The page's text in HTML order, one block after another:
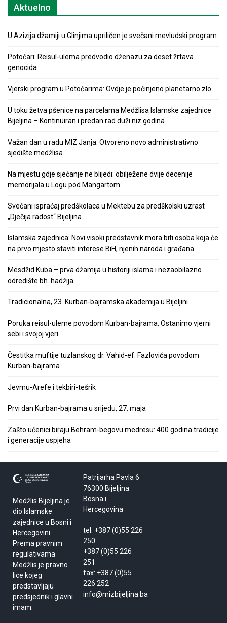
Aktuelno
U Azizija džamiji u Glinjima upriličen je svečani mevludski program
Potočari: Reisul-ulema predvodio dženazu za deset žrtava
genocida
Vjerski program u Potočarima: Ovdje je počinjeno planetarno zlo
U toku žetva pšenice na parcelama Medžlisa Islamske zajednice
Bijeljina – Kontinuiran i predan rad duži niz godina
Važan dan u radu MIZ Janja: Otvoreno novo administrativno
sjedište medžlisa
Na mjestu gdje sjećanje ne blijedi: obilježene dvije decenije
memorijala u Logu pod Mangartom
Svečani ispraćaj predškolaca u Mektebu za predškolski uzrast
„Dječija radost“ Bijeljina
Islamska zajednica: Novi visoki predstavnik mora biti osoba koja će
na prvo mjesto staviti interese BiH, njenih naroda i građana
Mesdžid Kuba – prva džamija u historiji islama i nezaobilazno
odredište bh. hadžija
Tradicionalna, 23. Kurban-bajramska akademija u Bijeljini
Poruka reisul-uleme povodom Kurban-bajrama: Ostanimo vjerni
sebi i svojoj vjeri
Čestitka muftije tuzlanskog dr. Vahid-ef. Fazlovića povodom
Kurban-bajrama
Jevmu-Arefe i tekbiri-tešrik
Prvi dan Kurban-bajrama u srijedu, 27. maja
Zašto učenici biraju Behram-begovu medresu: 400 godina tradicije
i generacije uspjeha
Medžlis Bijeljina je
dio Islamske
zajednice u Bosni i
Hercegovini.
Prema pravnim
regulativama
Medžlis je pravno
lice kojeg
predstavljaju
predsjednik i glavni
imam.
Patrijarha Pavla 6
76300 Bijeljina
Bosna i
Hercegovina
tel: +387 (0)55 226
250
+387 (0)55 226
251
fax: +387 (0)55
226 252
info@mizbijeljina.ba